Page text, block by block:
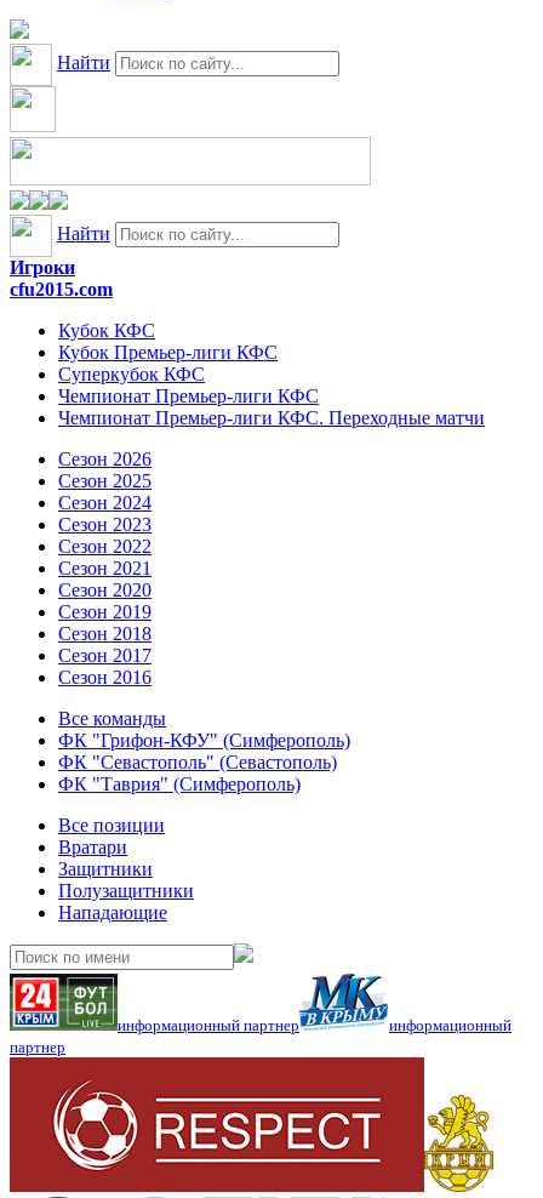
Найти
Найти
Игроки
cfu2015.com
Кубок КФС
Кубок Премьер-лиги КФС
Суперкубок КФС
Чемпионат Премьер-лиги КФС
Чемпионат Премьер-лиги КФС. Переходные матчи
Сезон 2026
Сезон 2025
Сезон 2024
Сезон 2023
Сезон 2022
Сезон 2021
Сезон 2020
Сезон 2019
Сезон 2018
Сезон 2017
Сезон 2016
Все команды
ФК "Грифон-КФУ" (Симферополь)
ФК "Севастополь" (Севастополь)
ФК "Таврия" (Симферополь)
Все позиции
Вратари
Защитники
Полузащитники
Нападающие
информационный партнер
информационный
партнер